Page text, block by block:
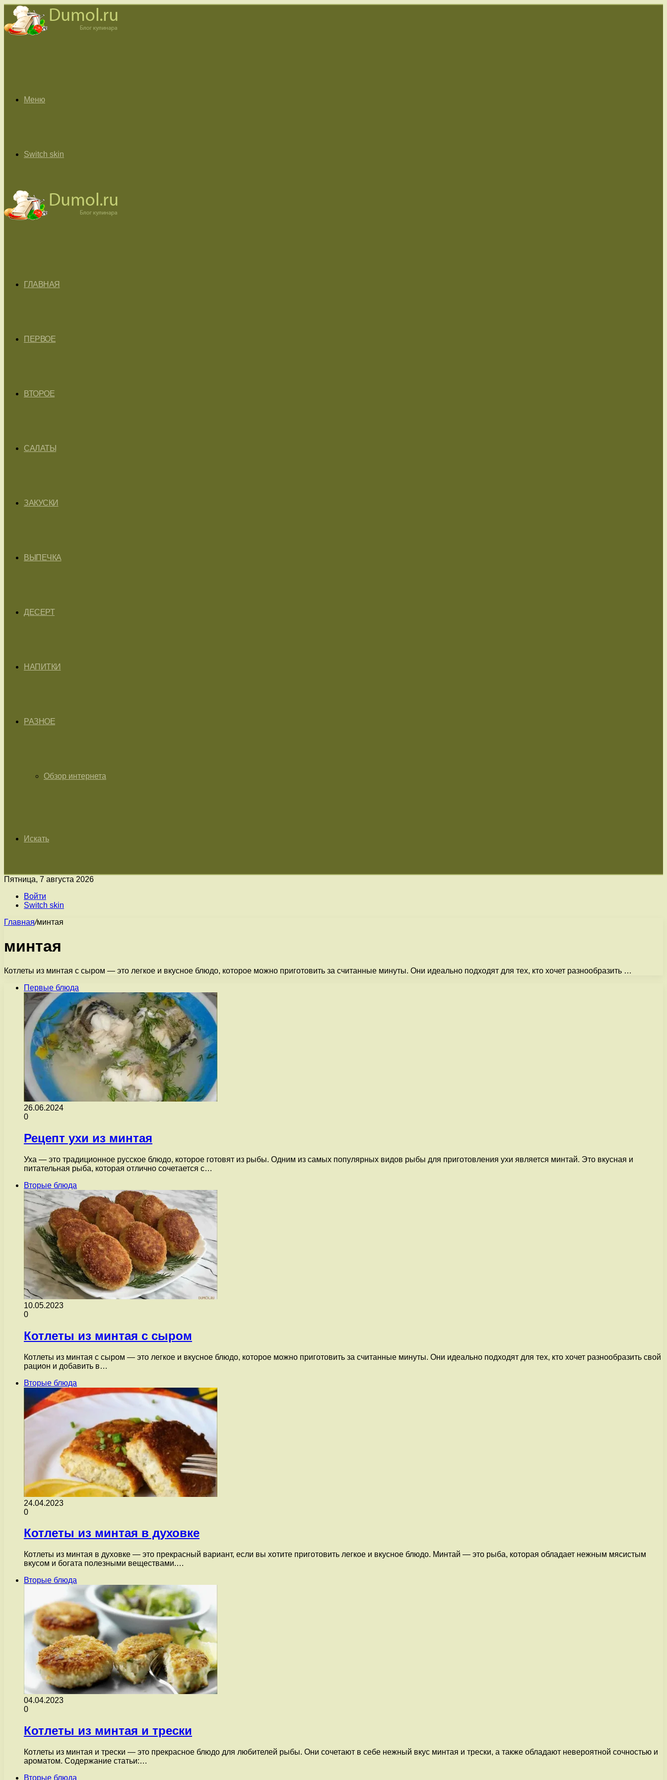
Меню
Switch skin
ГЛАВНАЯ
ПЕРВОЕ
ВТОРОЕ
САЛАТЫ
ЗАКУСКИ
ВЫПЕЧКА
ДЕСЕРТ
НАПИТКИ
РАЗНОЕ
Обзор интернета
Искать
Пятница, 7 августа 2026
Войти
Switch skin
Главная/минтая
минтая
Котлеты из минтая с сыром — это легкое и вкусное блюдо, которое можно приготовить за считанные минуты. Они идеально подходят для тех, кто хочет разнообразить …
Первые блюда
26.06.2024
0
Рецепт ухи из минтая
Уха — это традиционное русское блюдо, которое готовят из рыбы. Одним из самых популярных видов рыбы для приготовления ухи является минтай. Это вкусная и
питательная рыба, которая отлично сочетается с…
Вторые блюда
10.05.2023
0
Котлеты из минтая с сыром
Котлеты из минтая с сыром — это легкое и вкусное блюдо, которое можно приготовить за считанные минуты. Они идеально подходят для тех, кто хочет разнообразить свой
рацион и добавить в…
Вторые блюда
24.04.2023
0
Котлеты из минтая в духовке
Котлеты из минтая в духовке — это прекрасный вариант, если вы хотите приготовить легкое и вкусное блюдо. Минтай — это рыба, которая обладает нежным мясистым
вкусом и богата полезными веществами.…
Вторые блюда
04.04.2023
0
Котлеты из минтая и трески
Котлеты из минтая и трески — это прекрасное блюдо для любителей рыбы. Они сочетают в себе нежный вкус минтая и трески, а также обладают невероятной сочностью и
ароматом. Содержание статьи:…
Вторые блюда